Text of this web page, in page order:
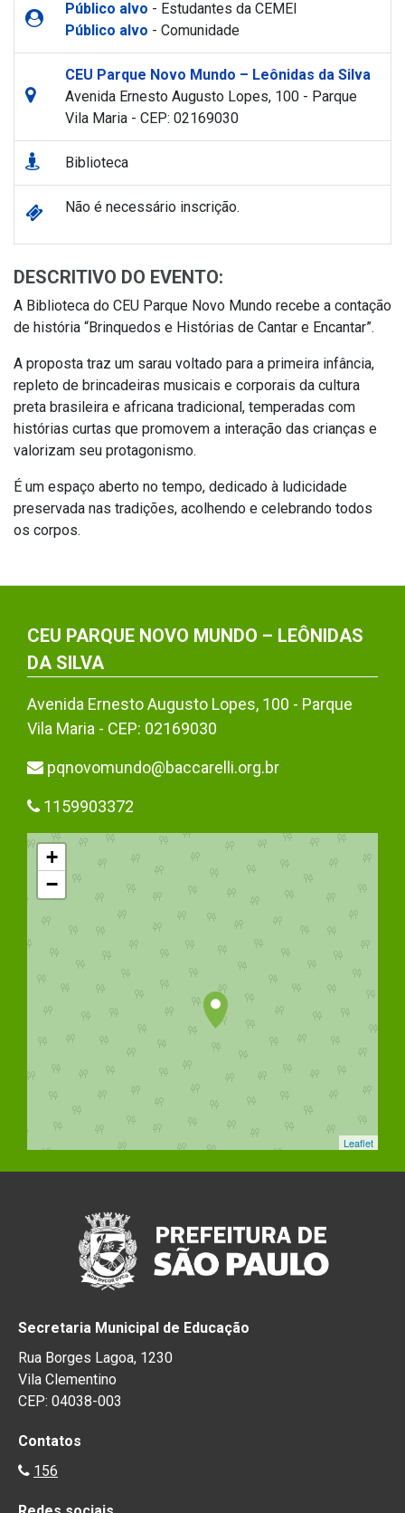
Público alvo - Estudantes da CEMEI
Público alvo - Comunidade
CEU Parque Novo Mundo – Leônidas da Silva
Avenida Ernesto Augusto Lopes, 100 - Parque
Vila Maria - CEP: 02169030
Biblioteca
Não é necessário inscrição.
DESCRITIVO DO EVENTO:
A Biblioteca do CEU Parque Novo Mundo recebe a contação
de história “Brinquedos e Histórias de Cantar e Encantar”.
A proposta traz um sarau voltado para a primeira infância,
repleto de brincadeiras musicais e corporais da cultura
preta brasileira e africana tradicional, temperadas com
histórias curtas que promovem a interação das crianças e
valorizam seu protagonismo.
É um espaço aberto no tempo, dedicado à ludicidade
preservada nas tradições, acolhendo e celebrando todos
os corpos.
CEU PARQUE NOVO MUNDO – LEÔNIDAS
DA SILVA
Avenida Ernesto Augusto Lopes, 100 - Parque
Vila Maria - CEP: 02169030
pqnovomundo@baccarelli.org.br
1159903372
+
−
Leaflet
Secretaria Municipal de Educação
Rua Borges Lagoa, 1230
Vila Clementino
CEP: 04038-003
Contatos
156